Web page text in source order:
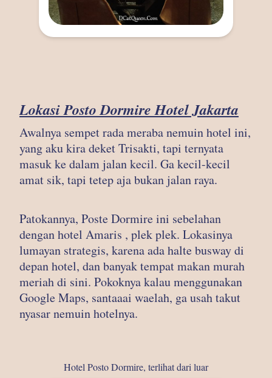
Lokasi Posto Dormire Hotel Jakarta
Awalnya sempet rada meraba nemuin hotel ini,
yang aku kira deket Trisakti, tapi ternyata
masuk ke dalam jalan kecil. Ga kecil-kecil
amat sik, tapi tetep aja bukan jalan raya.
Patokannya, Poste Dormire ini sebelahan
dengan hotel Amaris , plek plek. Lokasinya
lumayan strategis, karena ada halte busway di
depan hotel, dan banyak tempat makan murah
meriah di sini. Pokoknya kalau menggunakan
Google Maps, santaaai waelah, ga usah takut
nyasar nemuin hotelnya.
Hotel Posto Dormire, terlihat dari luar